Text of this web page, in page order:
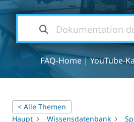
FAQ-Home|YouTube-
< Alle Themen
Haupt
Wissensdatenbank